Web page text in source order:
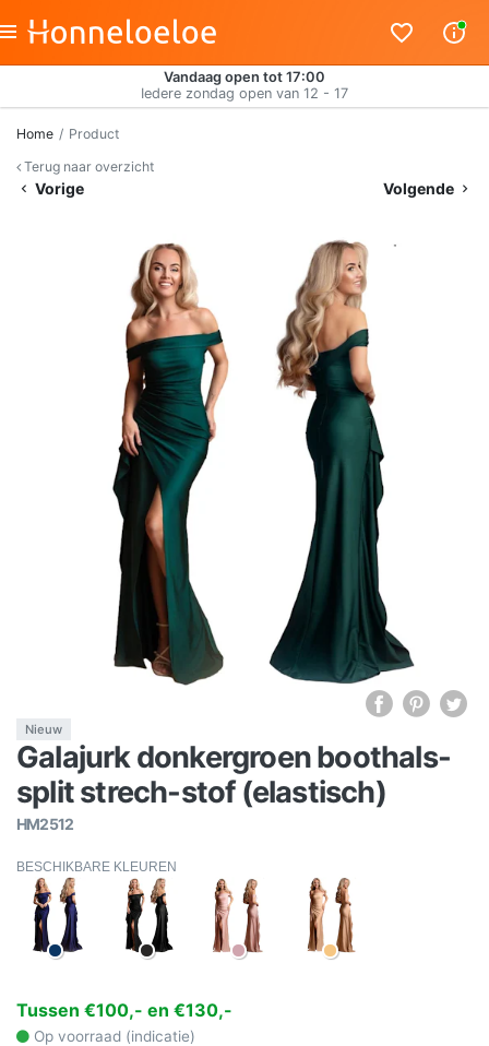
Vandaag open tot 17:00
Iedere zondag open van 12 - 17
Home
Product
Terug naar overzicht
Vorige Volgende
Nieuw
Galajurk donkergroen boothals-
split strech-stof (elastisch)
HM2512
BESCHIKBARE KLEUREN
Tussen €100,- en €130,-
Op voorraad (indicatie)